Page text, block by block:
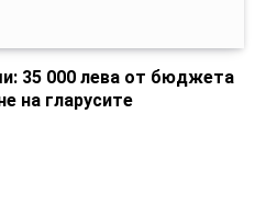
35 000 лева от бюджета
на гларусите